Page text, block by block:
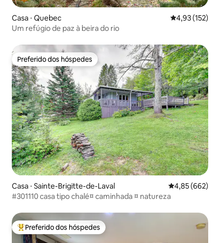
Casa ⋅ Quebec 4,93 de uma
4,93 (152)
Um refúgio de paz à beira do rio
Preferido dos hóspedes
Preferido dos hóspedes
Casa ⋅ Sainte-Brigitte-de-Laval 4,85 de uma
4,85 (662)
#301110 casa tipo chalé¤ caminhada ¤ natureza
Entre os melhores preferidos dos hóspedes
Preferido dos hóspedes